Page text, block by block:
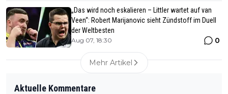
„Das wird noch eskalieren – Littler wartet auf van
Veen“: Robert Marijanovic sieht Zündstoff im Duell
der Weltbesten
Aug 07, 18:30 0
Mehr Artikel
Aktuelle Kommentare